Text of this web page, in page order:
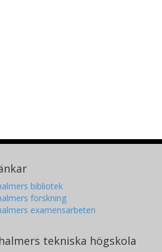
bibliotek
forskning
examensarbeten
tekniska högskola